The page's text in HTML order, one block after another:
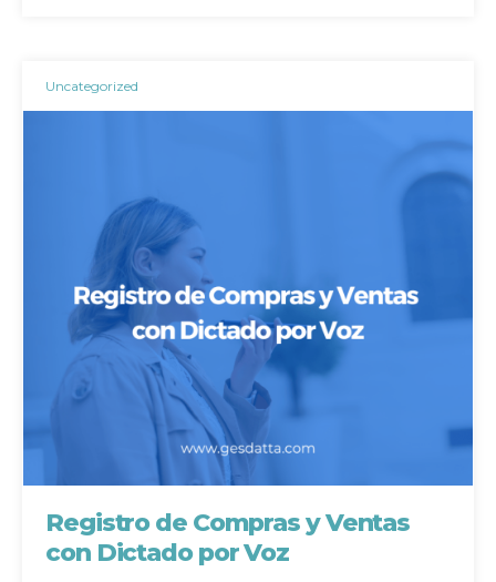
Uncategorized
Registro de Compras y Ventas
con Dictado por Voz